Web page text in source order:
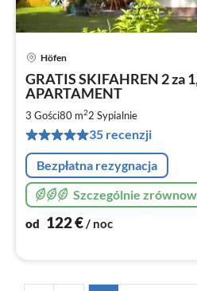
Höfen
GRATIS SKIFAHREN 2 za
APARTAMENT
3 Gości80 m22 Sypialnie
35 recenzji
Bezpłatna rezygnacja
Szczególnie
od 122€/ noc